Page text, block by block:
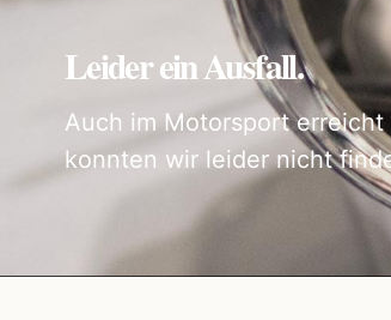
Leider ein Ausfall.
Auch im Motorsport
konnten wir leider nicht